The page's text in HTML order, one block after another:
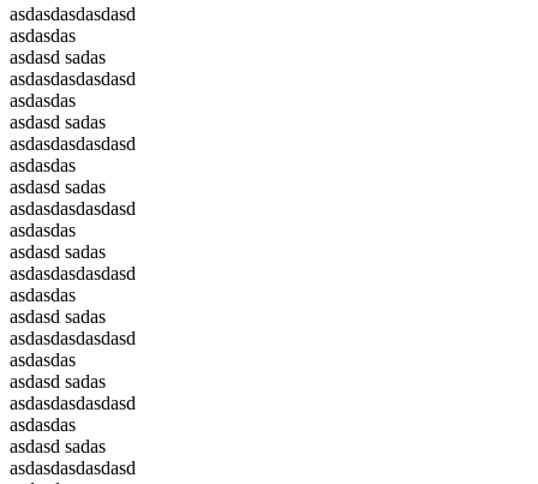
asdasdasdasdasd
asdasdas
asdasd sadas
asdasdasdasdasd
asdasdas
asdasd sadas
asdasdasdasdasd
asdasdas
asdasd sadas
asdasdasdasdasd
asdasdas
asdasd sadas
asdasdasdasdasd
asdasdas
asdasd sadas
asdasdasdasdasd
asdasdas
asdasd sadas
asdasdasdasdasd
asdasdas
asdasd sadas
asdasdasdasdasd